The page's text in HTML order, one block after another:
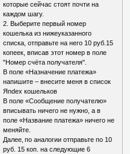
которые сейчас стоят почти на
каждом шагу.
2. Выберите первый номер
кошелька из нижеуказанного
списка, отправьте на него 10 руб.15
копеек, вписав этот номер в поле
"Номер счёта получателя".
В поле «Назначение платежа»
напишите – внесите меня в список
Яndex кошельков
В поле «Сообщение получателю»
вписывать ничего не нужно, а в
поле «Название платежа» ничего не
меняйте.
Далее‚ по аналогии отправьте по 10
руб. 15 коп. на следующие 6